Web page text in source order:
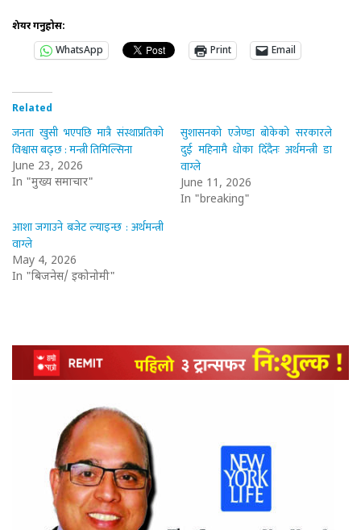
शेयर गर्नुहोस:
WhatsApp
Print Email
Related
जनता खुसी भएपछि मात्रै संस्थाप्रतिको
विश्वास बढ्छ : मन्त्री तिमिल्सिना
June 23, 2026
In "मुख्य समाचार"
सुशासनको एजेण्डा बोकेको सरकारले
दुई महिनामै धोका दिँदैनः अर्थमन्त्री डा
वाग्ले
June 11, 2026
In "breaking"
आशा जगाउने बजेट ल्याइन्छ : अर्थमन्त्री
वाग्ले
May 4, 2026
In "बिजनेस/ इकोनोमी"